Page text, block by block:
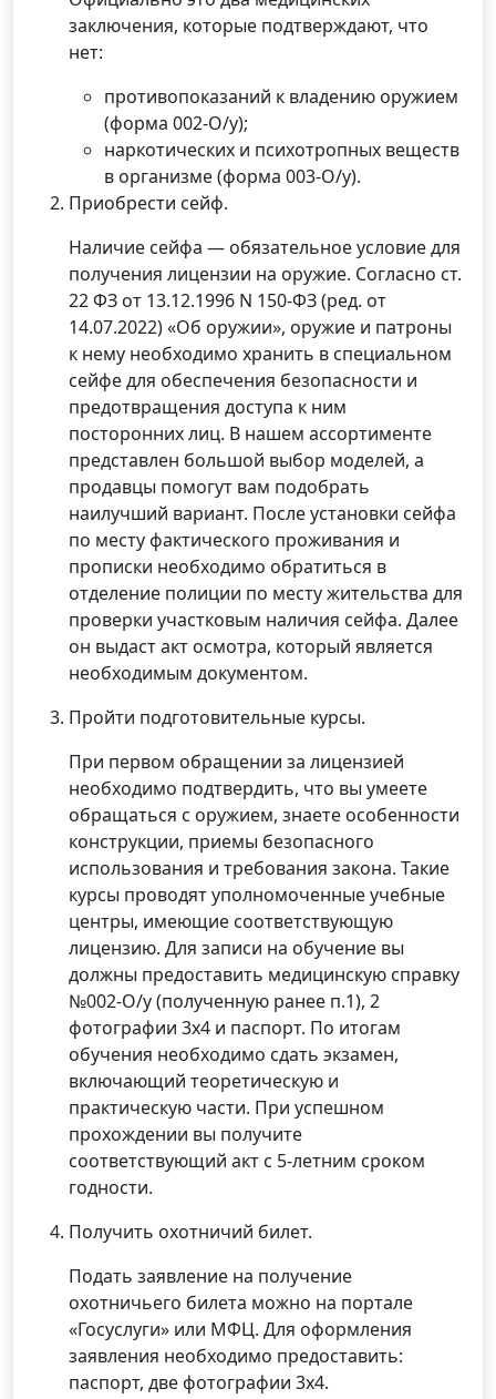
заключения, которые подтверждают, что
нет:
противопоказаний к владению оружием
(форма 002-О/у);
наркотических и психотропных веществ
в организме (форма 003-О/у).
Приобрести сейф.
Наличие сейфа — обязательное условие для
получения лицензии на оружие. Согласно ст.
22 ФЗ от 13.12.1996 N 150-ФЗ (ред. от
14.07.2022) «Об оружии», оружие и патроны
к нему необходимо хранить в специальном
сейфе для обеспечения безопасности и
предотвращения доступа к ним
посторонних лиц. В нашем ассортименте
представлен большой выбор моделей, а
продавцы помогут вам подобрать
наилучший вариант. После установки сейфа
по месту фактического проживания и
прописки необходимо обратиться в
отделение полиции по месту жительства для
проверки участковым наличия сейфа. Далее
он выдаст акт осмотра, который является
необходимым документом.
Пройти подготовительные курсы.
При первом обращении за лицензией
необходимо подтвердить, что вы умеете
обращаться с оружием, знаете особенности
конструкции, приемы безопасного
использования и требования закона. Такие
курсы проводят уполномоченные учебные
центры, имеющие соответствующую
лицензию. Для записи на обучение вы
должны предоставить медицинскую справку
№002-О/у (полученную ранее п.1), 2
фотографии 3х4 и паспорт. По итогам
обучения необходимо сдать экзамен,
включающий теоретическую и
практическую части. При успешном
прохождении вы получите
соответствующий акт с 5-летним сроком
годности.
Получить охотничий билет.
Подать заявление на получение
охотничьего билета можно на портале
«Госуслуги» или МФЦ. Для оформления
заявления необходимо предоставить:
паспорт, две фотографии 3х4.